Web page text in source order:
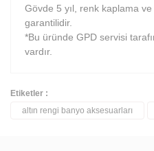
Gövde 5 yıl, renk kaplama
garantilidir.
*Bu üründe GPD servisi
vardır.
Bu ürüne ilk
Etiketler :
altın rengi banyo aksesuarları